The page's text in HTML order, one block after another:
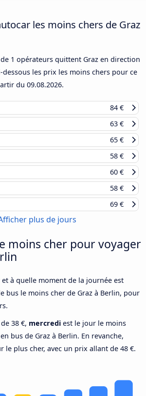
les moins chers de Graz
1 opérateurs quittent Graz en direction
les prix les moins chers pour ce
du 09.08.2026.
84 €
63 €
65 €
58 €
60 €
58 €
69 €
plus de jours
moins cher pour voyager
à quelle moment de la journée est
bus le moins cher de Graz à Berlin, pour
38 €, mercredi est le jour le moins
bus de Graz à Berlin. En revanche,
le plus cher, avec un prix allant de 48 €.